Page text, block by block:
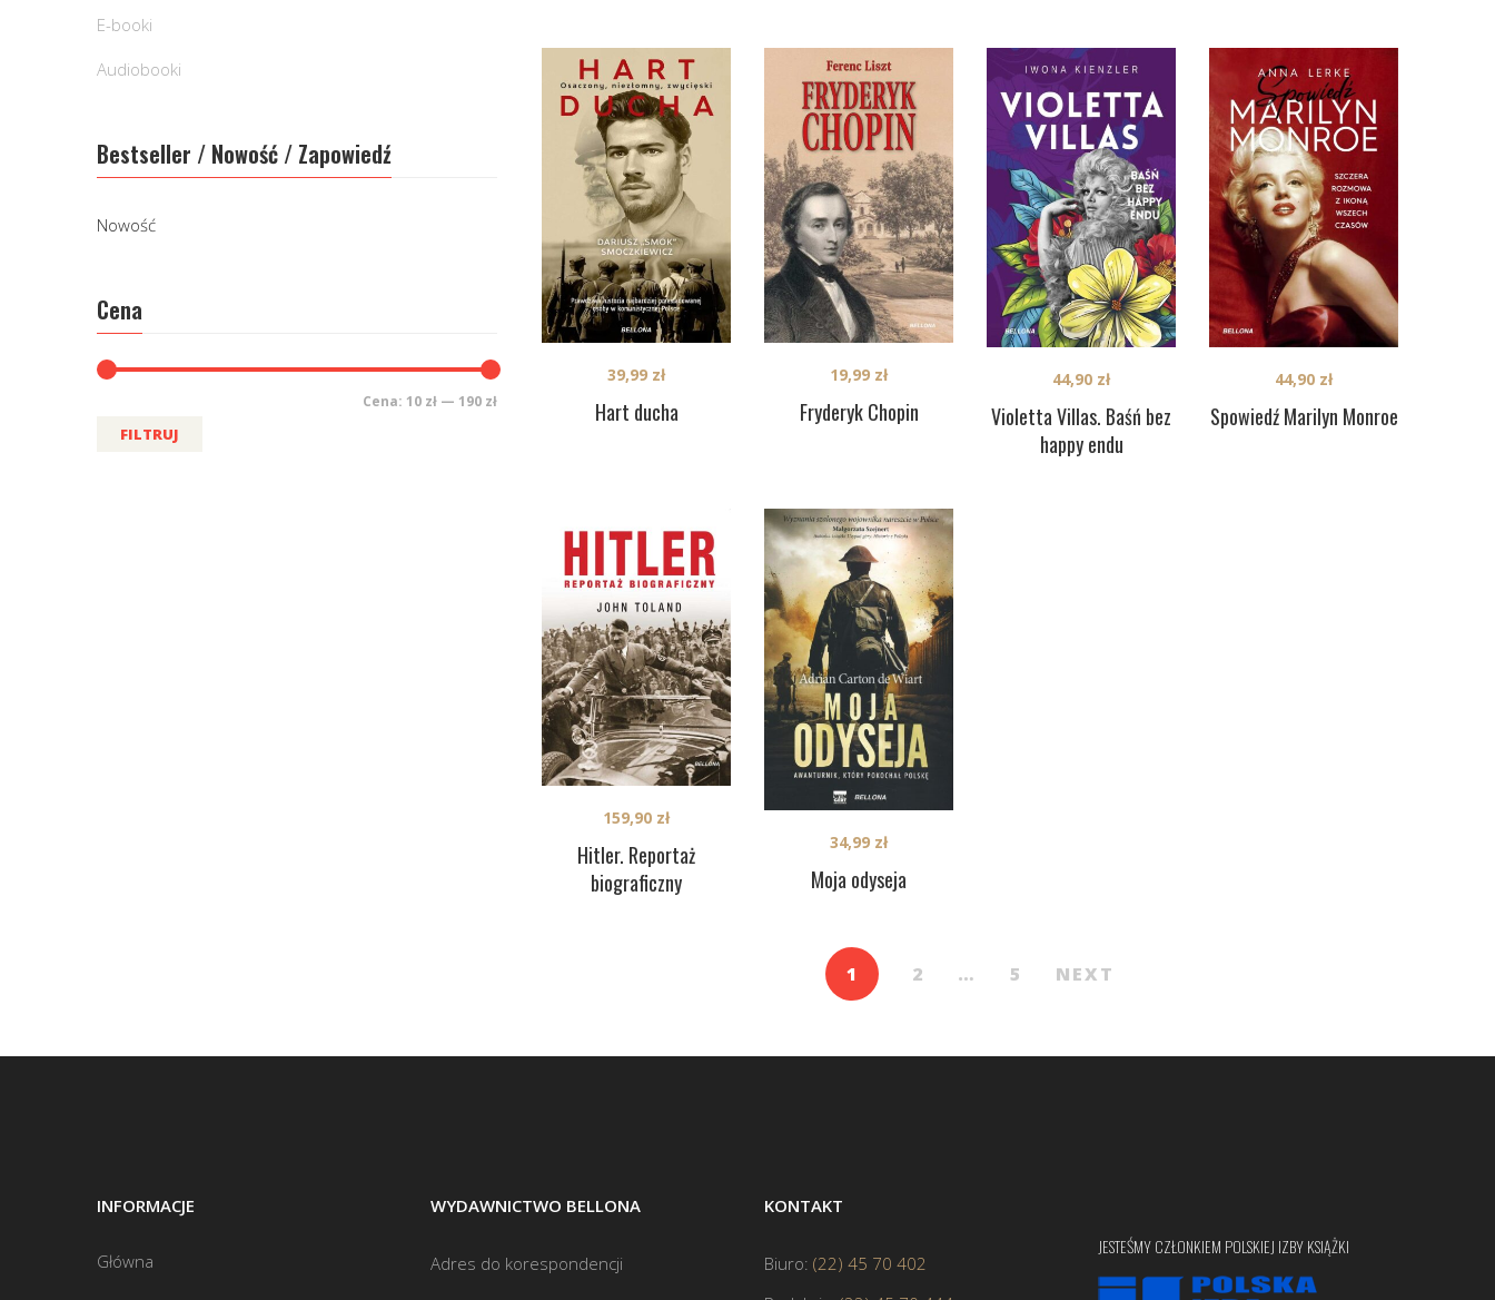
Hart ducha
39,99 zł
Fryderyk Chopin
19,99 zł
Violetta Villas. Baśń bez
happy endu
44,90 zł
Spowiedź Marilyn Monroe
44,90 zł
Hitler. Reportaż
biograficzny
159,90 zł
Moja odyseja
34,99 zł
1 2 … 5 NEXT
E-booki
Audiobooki
Bestseller / Nowość / Zapowiedź
Nowość
Cena
FILTRUJ
Cena: 10 zł — 190 zł
INFORMACJE
Główna
WYDAWNICTWO BELLONA
Adres do korespondencji
KONTAKT
Biuro: (22) 45 70 402
JESTEŚMY CZŁONKIEM POLSKIEJ IZBY KSIĄŻKI